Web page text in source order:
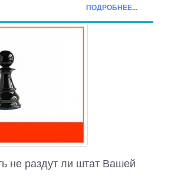
ПОДРОБНЕЕ...
не раздут ли штат Вашей